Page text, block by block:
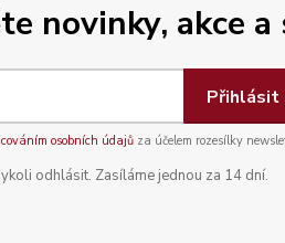
novinky, akce a
Přihlásit
osobních údajůza účelem rozesílky
odhlásit. Zasíláme jednou za 14 dní.